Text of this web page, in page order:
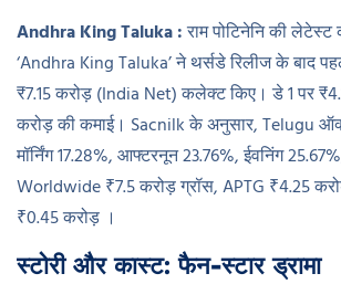
Andhra King Taluka :राम पोटिनेनि की
‘Andhra King Taluka’ ने थर्सडे रिलीज के बाद
₹7.15 करोड़ (India Net) कलेक्ट किए। डे 1 पर
करोड़ की कमाई। Sacnilk के अनुसार, Telugu
मॉर्निंग 17.28%, आफ्टरनून 23.76%, ईवनिंग
Worldwide ₹7.5 करोड़ ग्रॉस, APTG ₹4.25
₹0.45 करोड़ ।​
स्टोरी और कास्ट: फैन-स्टार ड्रामा